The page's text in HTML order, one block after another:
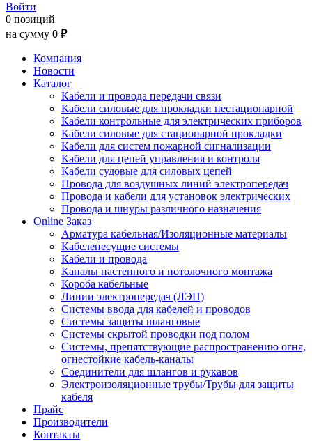
Войти
0 позиций
на сумму 0 ₽
Компания
Новости
Каталог
Кабели и провода передачи связи
Кабели силовые для прокладки нестационарной
Кабели контрольные для электрических приборов
Кабели силовые для стационарной прокладки
Кабели для систем пожарной сигнализации
Кабели для цепей управления и контроля
Кабели судовые для силовых цепей
Провода для воздушных линий электропередач
Провода и кабели для установок электрических
Провода и шнуры различного назначения
Online Заказ
Арматура кабельная/Изоляционные материалы
Кабеленесущие системы
Кабели и провода
Каналы настенного и потолочного монтажа
Короба кабельные
Линии электропередач (ЛЭП)
Системы ввода для кабелей и проводов
Системы защиты шланговые
Системы скрытой проводки под полом
Системы, препятствующие распространению огня,
огнестойкие кабель-каналы
Соединители для шлангов и рукавов
Электроизоляционные трубы/Трубы для защиты
кабеля
Прайс
Производители
Контакты